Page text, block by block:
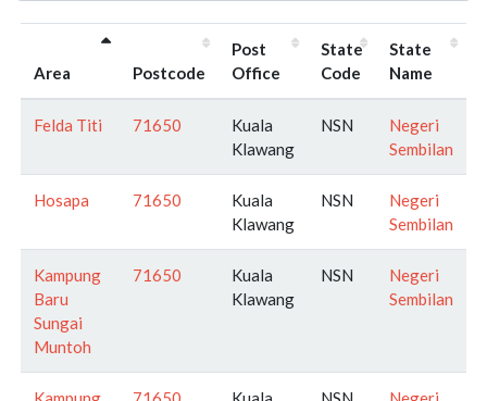
Area Postcode
Post
Office
State
Code
State
Name
Felda Titi 71650
Kuala
Klawang
NSN
Negeri
Sembilan
Hosapa 71650
Kuala
Klawang
NSN
Negeri
Sembilan
Kampung
Baru
Sungai
Muntoh
71650
Kuala
Klawang
NSN
Negeri
Sembilan